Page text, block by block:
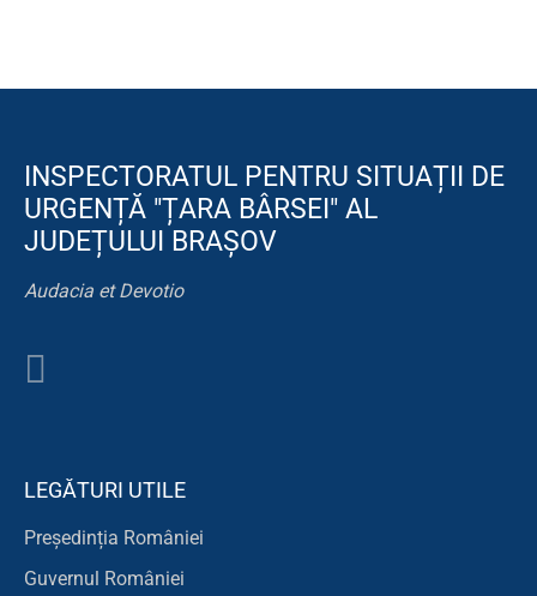
INSPECTORATUL PENTRU SITUAȚII DE
URGENȚĂ "ȚARA BÂRSEI" AL
JUDEȚULUI BRAȘOV
Audacia et Devotio
LEGĂTURI UTILE
Președinția României
Guvernul României